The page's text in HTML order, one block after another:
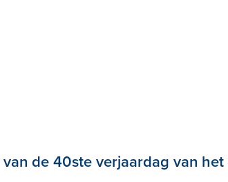
de 40ste verjaardag van